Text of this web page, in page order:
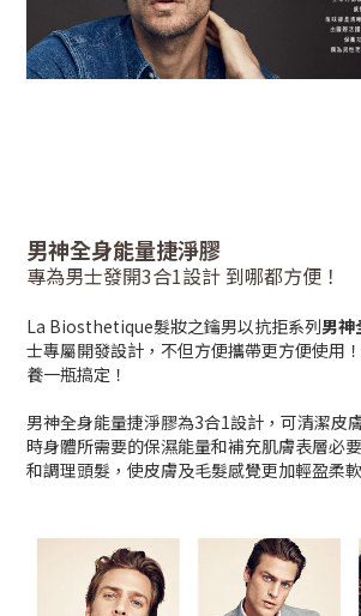
男神全身能量捷淨膠
專為男士發開3合1設計 到哪都方便！
La Biosthetique髮妝之鑰男以抗拒系列男神
士專屬開發設計，不但方便攜帶更方便使用
養一瓶搞定！
男神全身能量捷淨膠為3合1設計，可清潔皮
時身體所需要的保濕能量和補充肌膚表層必
和調理頭髮，使皮膚及毛髮感覺更加輕盈柔軟